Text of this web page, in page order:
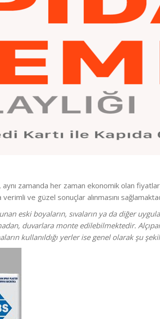
, aynı zamanda her zaman ekonomik olan
ve güzel sonuçlar alınmasını
eski boyaların, sıvaların ya da diğer
duvarlara monte edilebilmektedir.
kullanıldığı yerler ise genel olarak şu